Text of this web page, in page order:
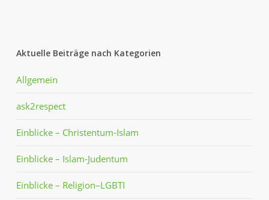
Aktuelle Beiträge nach Kategorien
Allgemein
ask2respect
Einblicke – Christentum-Islam
Einblicke – Islam-Judentum
Einblicke – Religion–LGBTI